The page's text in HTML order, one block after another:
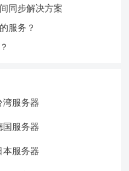
同步解决方案
服务？
湾服务器
国服务器
本服务器